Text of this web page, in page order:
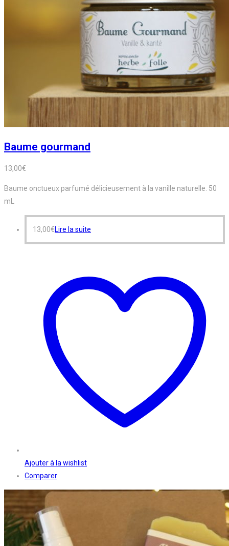
Baume gourmand
13,00€
Baume onctueux parfumé délicieusement à la vanille naturelle. 50
mL
13,00€Lire la suite
Ajouter à la wishlist
Comparer